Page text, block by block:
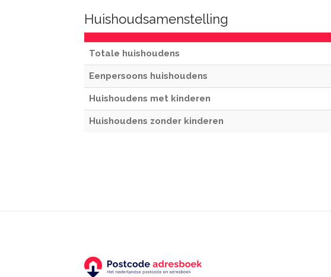
Huishoudsamenstelling
Totale huishoudens
Eenpersoons huishoudens
Huishoudens met kinderen
Huishoudens zonder kinderen